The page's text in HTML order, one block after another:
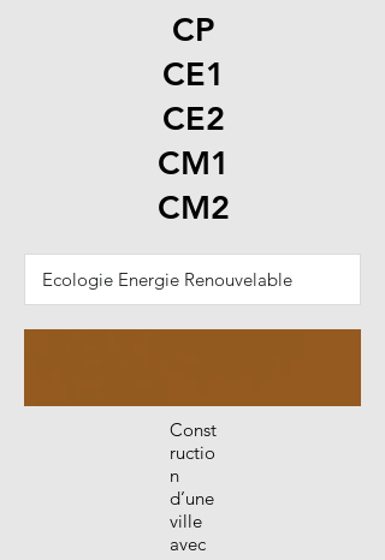
CP
CE1
CE2
CM1
CM2
Const
ructio
n
d’une
ville
avec